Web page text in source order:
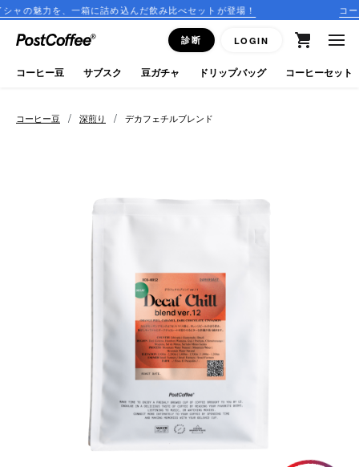
箱に詰め込んだ飲み比べセットが登場！ コーヒーのサブス
診断 LOGIN
close
ログイン
新規会員登録
keyboard_arrow_right
ミルク・フード類
コーヒー豆 / 深煎り / デカフェチルブレンド
コーヒー豆 サブスク 豆ガチャ ドリップバッグ コーヒーセット